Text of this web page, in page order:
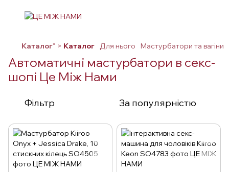
Каталог" > Каталог Для нього Мастурбатори та вагіни
Автоматичні мастурбатори в секс-
шопі Це Між Нами
Фільтр За популярністю